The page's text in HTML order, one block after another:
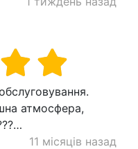
атмосфера,
11 місяців назад